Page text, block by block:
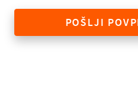
POŠLJI